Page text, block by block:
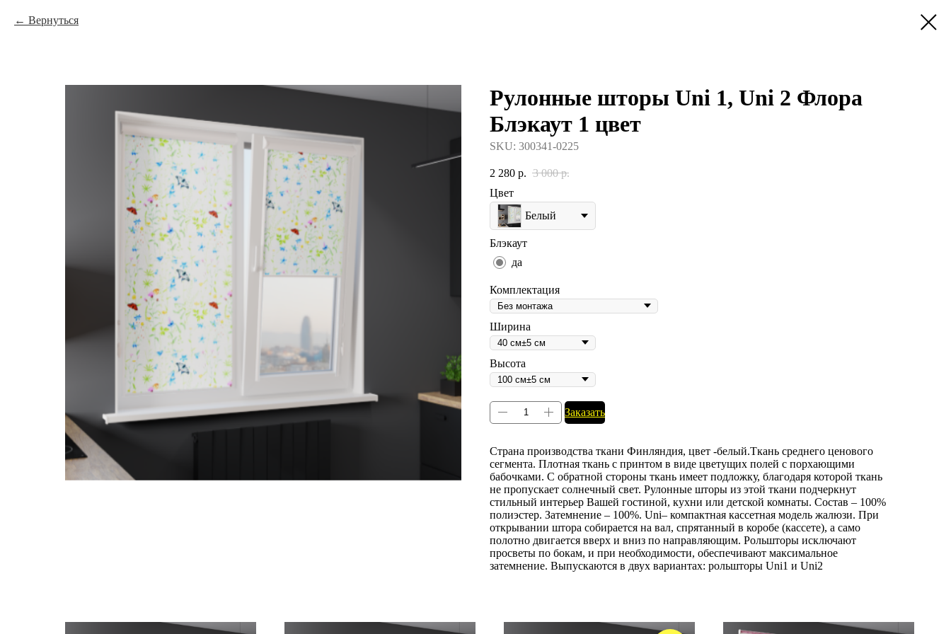
Вернуться
Рулонные шторы Uni 1, Uni 2 Флора
Блэкаут 1 цвет
SKU: 300341-0225
2 280 р. 3 000 р.
Цвет
Белый
Блэкаут
да
Комплектация
Ширина
Высота
Заказать
Страна производства ткани Финляндия, цвет -белый.Ткань среднего ценового
сегмента. Плотная ткань с принтом в виде цветущих полей с порхающими
бабочками. С обратной стороны ткань имеет подложку, благодаря которой ткань
не пропускает солнечный свет. Рулонные шторы из этой ткани подчеркнут
стильный интерьер Вашей гостиной, кухни или детской комнаты. Состав – 100%
полиэстер. Затемнение – 100%. Uni– компактная кассетная модель жалюзи. При
открывании штора собирается на вал, спрятанный в коробе (кассете), а само
полотно двигается вверх и вниз по направляющим. Рольшторы исключают
просветы по бокам, и при необходимости, обеспечивают максимальное
затемнение. Выпускаются в двух вариантах: рольшторы Uni1 и Uni2